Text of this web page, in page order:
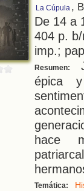
La Cúpula ,
De 14 a
404 p.
imp.;
Resumen:
épica
hace
Temática: